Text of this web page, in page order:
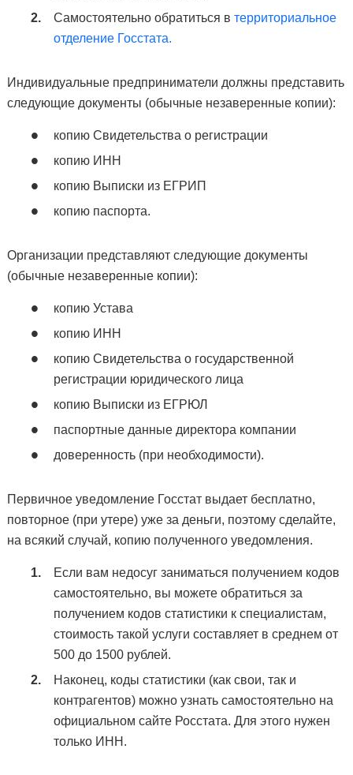
Самостоятельно обратиться в территориальное
отделение Госстата.
Индивидуальные предприниматели должны представить
следующие документы (обычные незаверенные копии):
копию Свидетельства о регистрации
копию ИНН
копию Выписки из ЕГРИП
копию паспорта.
Организации представляют следующие документы
(обычные незаверенные копии):
копию Устава
копию ИНН
копию Свидетельства о государственной
регистрации юридического лица
копию Выписки из ЕГРЮЛ
паспортные данные директора компании
доверенность (при необходимости).
Первичное уведомление Госстат выдает бесплатно,
повторное (при утере) уже за деньги, поэтому сделайте,
на всякий случай, копию полученного уведомления.
Если вам недосуг заниматься получением кодов
самостоятельно, вы можете обратиться за
получением кодов статистики к специалистам,
стоимость такой услуги составляет в среднем от
500 до 1500 рублей.
Наконец, коды статистики (как свои, так и
контрагентов) можно узнать самостоятельно на
официальном сайте Росстата. Для этого нужен
только ИНН.